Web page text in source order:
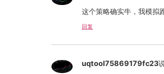
这个策略确实牛，我模拟
回复
uqtool75869179fc23